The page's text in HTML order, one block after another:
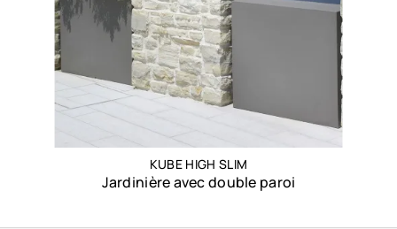
KUBE HIGH SLIM
Jardinière avec double paroi